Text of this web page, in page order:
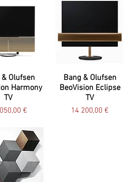
Olufsen
Harmony
TV
€
Bang & Olufsen
BeoVision Eclipse
TV
Preço
14 200,00 €